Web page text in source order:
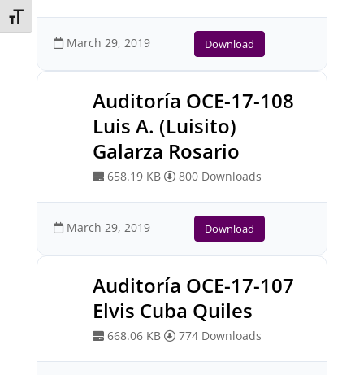
Toggle Font size
March 29, 2019 Download
Auditoría OCE-17-108
Luis A. (Luisito)
Galarza Rosario
658.19 KB 800 Downloads
March 29, 2019 Download
Auditoría OCE-17-107
Elvis Cuba Quiles
668.06 KB 774 Downloads